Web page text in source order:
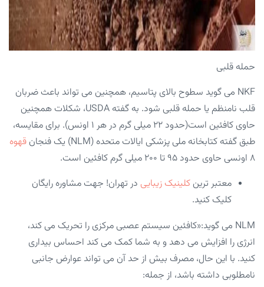
حمله قلبی
NKF می گوید سطوح بالای پتاسیم، همچنین می تواند باعث ضربان
قلب نامنظم یا حمله قلبی شود. به گفته USDA، شکلات همچنین
حاوی کافئین است(حدود ۲۲ میلی گرم در هر ۱ اونس). برای مقایسه،
طبق گفته کتابخانه ملی پزشکی ایالات متحده (NLM) یک فنجان
قهوه
۸ اونسی حاوی حدود ۹۵ تا ۲۰۰ میلی گرم کافئین است.
معتبر ترین کلینیک زیبایی در تهران! جهت مشاوره رایگان
کلیک کنید.
NLM می گوید:«کافئین سیستم عصبی مرکزی را تحریک می کند،
انرژی را افزایش می دهد و به شما کمک می کند احساس بیداری
کنید. با این حال، مصرف بیش از حد آن می تواند عوارض جانبی
نامطلوبی داشته باشد، از جمله: